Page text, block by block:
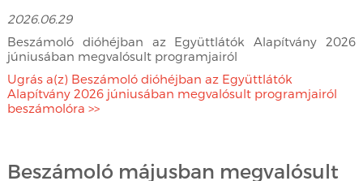
2026.06.29
Beszámoló dióhéjban az Együttlátók Alapítvány 2026
júniusában megvalósult programjairól
Ugrás a(z) Beszámoló dióhéjban az Együttlátók
Alapítvány 2026 júniusában megvalósult programjairól
beszámolóra >>
Beszámoló májusban megvalósult